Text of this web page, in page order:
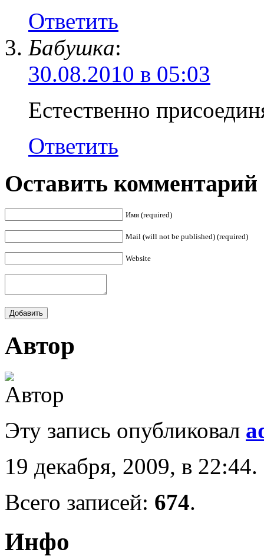
Ответить
Бaбyшкa:
30.08.2010 в 05:03
Естественно
Ответить
Оставить комментарий
Имя (required)
Mail (will not be published) (required)
Website
Автор
Эту запись опубликовал
19 декабря, 2009, в 22:44.
Всего записей: 674.
Инфо